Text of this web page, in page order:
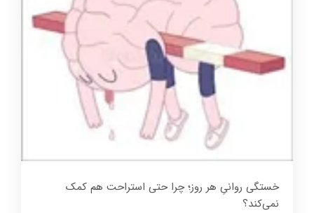
خستگی روانیِ هر روز؛ چرا حتی استراحت هم کمک
نمی‌کند؟